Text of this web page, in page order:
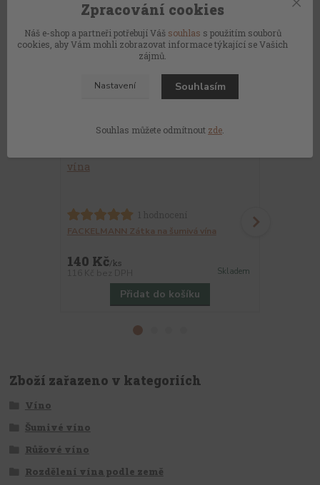
Související zboží 4
FACKELMANN Zátka na šumivá vína
140 Kč/ks
Skladem
Přidat do košíku
Zboží zařazeno v kategoriích
Víno
Šumivé víno
Růžové víno
Rozdělení vína podle země
Zpracování cookies
Náš e-shop a partneři potřebují Váš souhlas s použitím souborů
cookies, aby Vám mohli zobrazovat informace týkající se Vašich
zájmů.
Nastavení Souhlasím
Souhlas můžete odmítnout zde